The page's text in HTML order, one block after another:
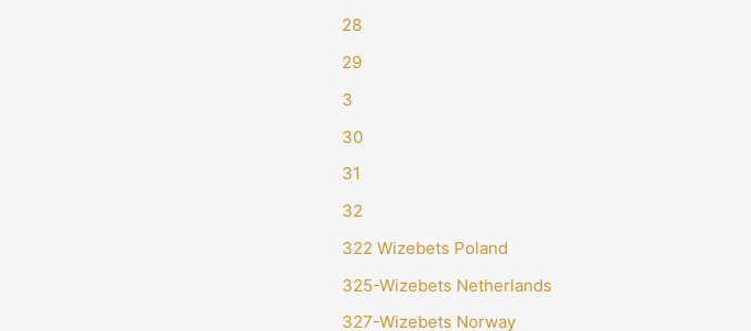
28
29
3
30
31
32
322 Wizebets Poland
325-Wizebets Netherlands
327-Wizebets Norway